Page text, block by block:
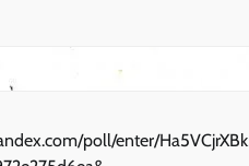
poll/enter/